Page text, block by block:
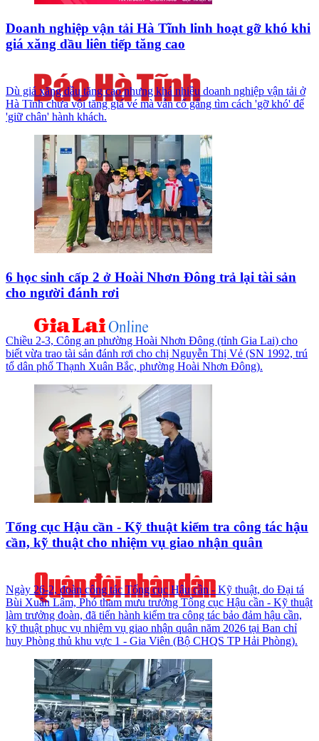
Doanh nghiệp vận tải Hà Tĩnh linh hoạt gỡ khó khi
giá xăng dầu liên tiếp tăng cao
Dù giá xăng dầu tăng cao nhưng khá nhiều doanh nghiệp vận tải ở
Hà Tĩnh chưa vội tăng giá vé mà vẫn cố gắng tìm cách 'gỡ khó' để
'giữ chân' hành khách.
6 học sinh cấp 2 ở Hoài Nhơn Đông trả lại tài sản
cho người đánh rơi
Chiều 2-3, Công an phường Hoài Nhơn Đông (tỉnh Gia Lai) cho
biết vừa trao tài sản đánh rơi cho chị Nguyễn Thị Vẻ (SN 1992, trú
tổ dân phố Thạnh Xuân Bắc, phường Hoài Nhơn Đông).
Tổng cục Hậu cần - Kỹ thuật kiểm tra công tác hậu
cần, kỹ thuật cho nhiệm vụ giao nhận quân
Ngày 26-2, đoàn công tác Tổng cục Hậu cần - Kỹ thuật, do Đại tá
Bùi Xuân Lâm, Phó tham mưu trưởng Tổng cục Hậu cần - Kỹ thuật
làm trưởng đoàn, đã tiến hành kiểm tra công tác bảo đảm hậu cần,
kỹ thuật phục vụ nhiệm vụ giao nhận quân năm 2026 tại Ban chỉ
huy Phòng thủ khu vực 1 - Gia Viên (Bộ CHQS TP Hải Phòng).